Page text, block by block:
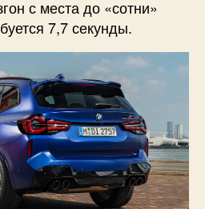
с места до «сотни»
7,7 секунды.